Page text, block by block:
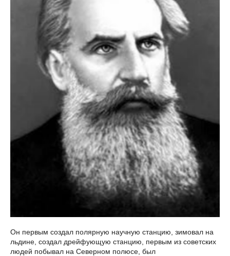
Он первым создал полярную научную станцию, зимовал на
льдине, создал дрейфующую станцию, первым из советских
людей побывал на Северном полюсе, был